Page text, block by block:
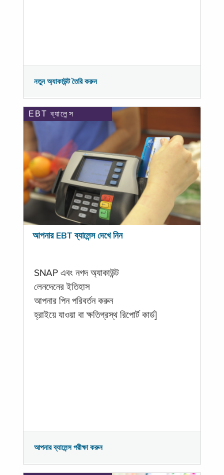
নতুন অ্যাকাউন্ট তৈরি করুন
EBT ব্যালেন্স
আপনার EBT ব্যালেন্স দেখে নিন
SNAP এবং নগদ অ্যাকাউন্ট
লেনদেনের ইতিহাস
আপনার পিন পরিবর্তন করুন
হ্রাইয়ে যাওয়া বা ক্ষতিগ্রস্থ রিপোর্ট কার্ড]
আপনার ব্যালেন্স পরীক্ষা করুন